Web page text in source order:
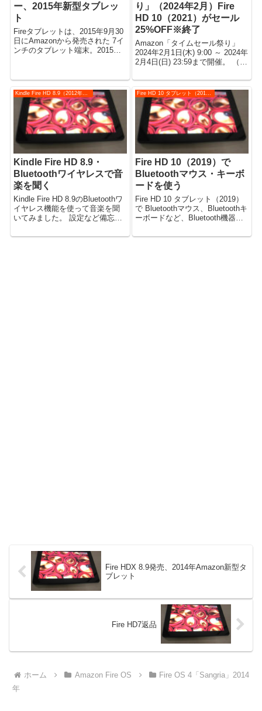
ー、2015年新型タブレッ
ト
Fireタブレットは、2015年9月30
日にAmazonから発売された 7イ
ンチのタブレット端末。2015年
（動画あり） ファーストインプ
2015年9月...
り」（2024年2月）Fire
HD 10（2021）がセール
25%OFF※終了
Amazon「タイムセール祭り」
2024年2月1日(木) 9:00 ～ 2024年
2月4日(日) 23:59まで開催。 （※
回のセールでのFireタブレットの
割引情報をお送りします。 Fire
Max 11（...
Kindle Fire HD 8.9（2012年モデル）
Kindle Fire HD 8.9・
Bluetoothワイヤレスで音
楽を聞く
Kindle Fire HD 8.9のBluetoothワ
イヤレス機能を使って音楽を聞
いてみました。 設定など備忘録
Fire HD 10 タブレット（2019）
Fire HD 10（2019）で
Bluetoothマウス・キーボ
ードを使う
Fire HD 10 タブレット（2019）
で Bluetoothマウス、Bluetoothキ
ーボードなど、Bluetooth機器が
ー、イヤホン、ヘッドホンなど
Fire HDX 8.9発売、2014年Amazon新型タ
ブレット
Fire HD7返品
ホーム Amazon Fire OS
Fire OS 4「Sangria」2014
年